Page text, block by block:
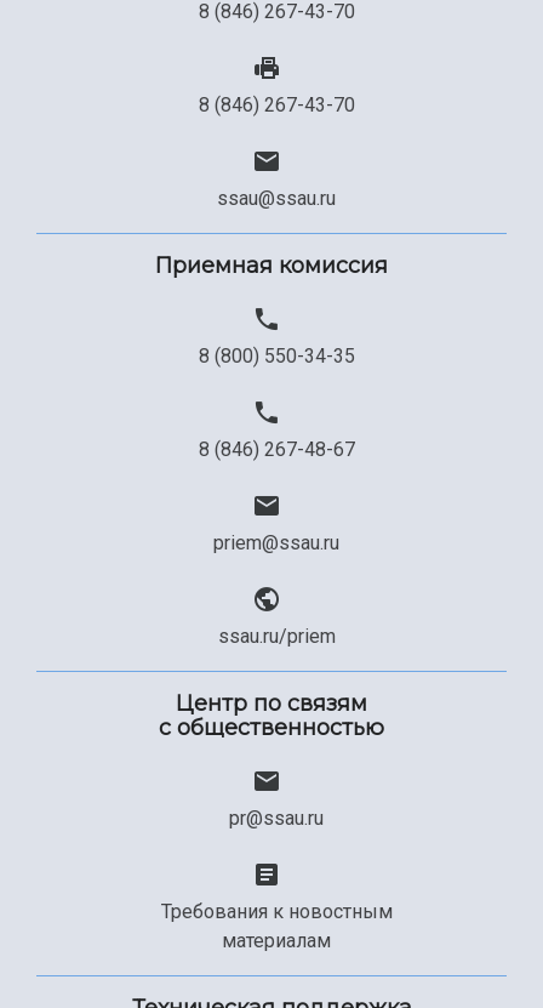
8 (846) 267-43-70
8 (846) 267-43-70
ssau@ssau.ru
Приемная комиссия
8 (800) 550-34-35
8 (846) 267-48-67
priem@ssau.ru
ssau.ru/priem
Центр по связям
с общественностью
pr@ssau.ru
Требования к новостным
материалам